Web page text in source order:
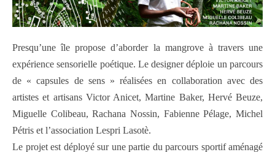
Presqu’une île propose d’aborder la mangrove à travers une
expérience sensorielle poétique. Le designer déploie un parcours
de « capsules de sens » réalisées en collaboration avec des
artistes et artisans Victor Anicet, Martine Baker, Hervé Beuze,
Miguelle Colibeau, Rachana Nossin, Fabienne Pélage, Michel
Pétris et l’association Lespri Lasotè.
Le projet est déployé sur une partie du parcours sportif aménagé